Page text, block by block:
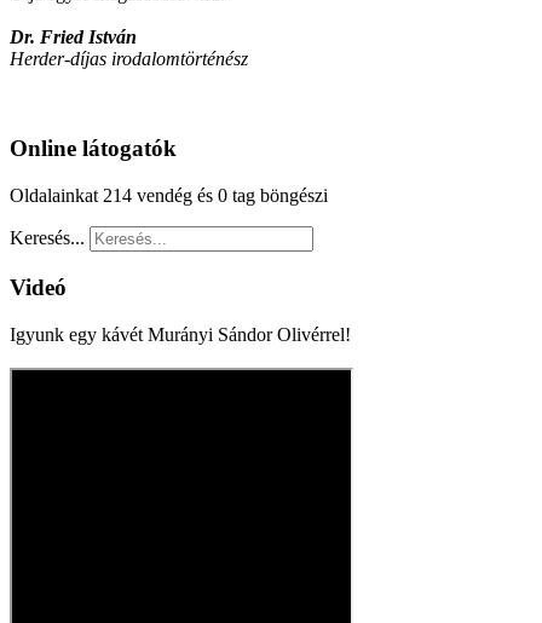
Dr. Fried István
Herder-díjas irodalomtörténész
Online látogatók
Oldalainkat 214 vendég és 0 tag böngészi
Keresés...
Videó
Igyunk egy kávét Murányi Sándor Olivérrel!